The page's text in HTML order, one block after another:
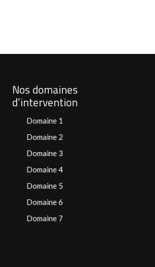
Nos domaines
d’intervention
Domaine 1
Domaine 2
Domaine 3
Domaine 4
Domaine 5
Domaine 6
Domaine 7